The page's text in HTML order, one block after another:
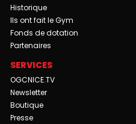
Historique
Ils ont fait le Gym
Fonds de dotation
Partenaires
SERVICES
OGCNICE.TV
Newsletter
Boutique
Presse